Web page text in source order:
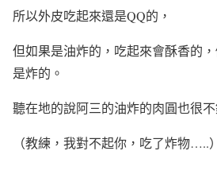
所以外皮吃起來還是QQ的，
但如果是油炸的，吃起來會酥香的
是炸的。
聽在地的說阿三的油炸的肉圓也很
（教練，我對不起你，吃了炸物…..）